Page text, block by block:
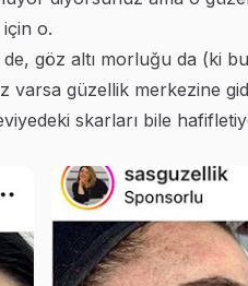
için o.
göz altı morluğu da (ki
varsa güzellik merkezine
skarları bile